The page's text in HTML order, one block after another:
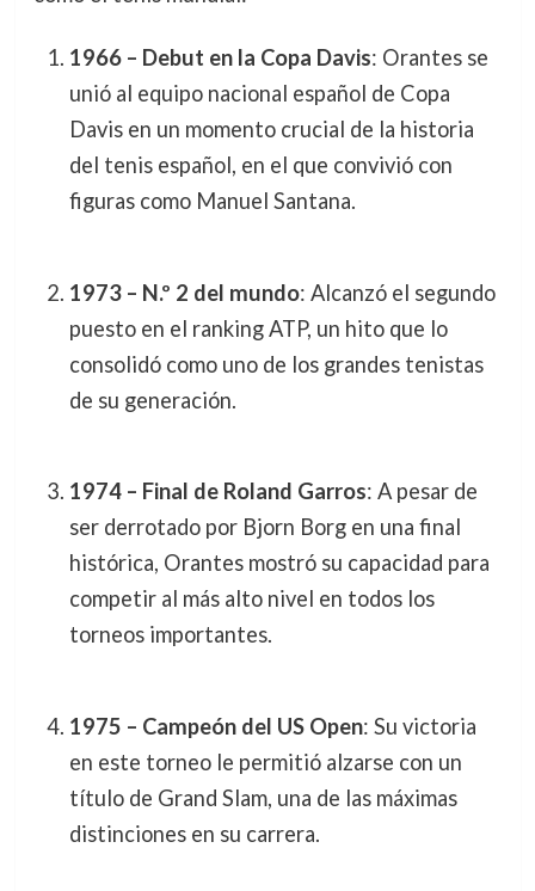
1966 – Debut en la Copa Davis: Orantes se
unió al equipo nacional español de Copa
Davis en un momento crucial de la historia
del tenis español, en el que convivió con
figuras como Manuel Santana.
1973 – N.º 2 del mundo: Alcanzó el segundo
puesto en el ranking ATP, un hito que lo
consolidó como uno de los grandes tenistas
de su generación.
1974 – Final de Roland Garros: A pesar de
ser derrotado por Bjorn Borg en una final
histórica, Orantes mostró su capacidad para
competir al más alto nivel en todos los
torneos importantes.
1975 – Campeón del US Open: Su victoria
en este torneo le permitió alzarse con un
título de Grand Slam, una de las máximas
distinciones en su carrera.